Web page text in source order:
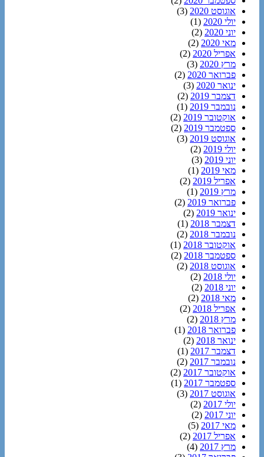
אוגוסט 2020
(3)
יולי 2020
(1)
יוני 2020
(2)
מאי 2020
(2)
אפריל 2020
(2)
מרץ 2020
(3)
פברואר 2020
(2)
ינואר 2020
(3)
דצמבר 2019
(2)
נובמבר 2019
(1)
אוקטובר 2019
(2)
ספטמבר 2019
(2)
אוגוסט 2019
(3)
יולי 2019
(2)
יוני 2019
(3)
מאי 2019
(1)
אפריל 2019
(2)
מרץ 2019
(1)
פברואר 2019
(2)
ינואר 2019
(2)
דצמבר 2018
(1)
נובמבר 2018
(2)
אוקטובר 2018
(1)
ספטמבר 2018
(2)
אוגוסט 2018
(2)
יולי 2018
(2)
יוני 2018
(2)
מאי 2018
(2)
אפריל 2018
(2)
מרץ 2018
(2)
פברואר 2018
(1)
ינואר 2018
(2)
דצמבר 2017
(1)
נובמבר 2017
(2)
אוקטובר 2017
(2)
ספטמבר 2017
(1)
אוגוסט 2017
(3)
יולי 2017
(2)
יוני 2017
(2)
מאי 2017
(5)
אפריל 2017
(2)
מרץ 2017
(4)